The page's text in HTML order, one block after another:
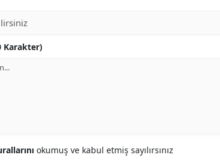
Karakter)
okumuş ve kabul etmiş sayılırsınız